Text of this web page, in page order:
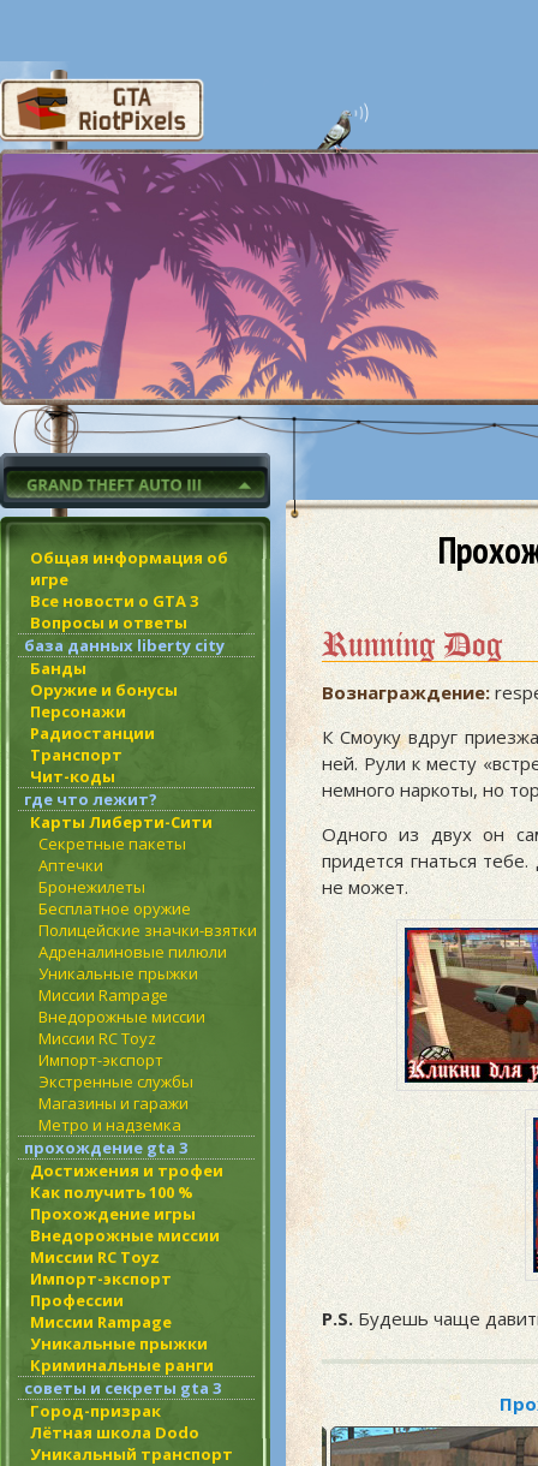
Общая информация об
игре
Все новости о GTA 3
Вопросы и ответы
база данных liberty city
Банды
Оружие и бонусы
Персонажи
Радиостанции
Транспорт
Чит-коды
где что лежит?
Карты Либерти-Сити
Секретные пакеты
Аптечки
Бронежилеты
Бесплатное оружие
Полицейские значки-взятки
Адреналиновые пилюли
Уникальные прыжки
Миссии Rampage
Внедорожные миссии
Миссии RC Toyz
Импорт-экспорт
Экстренные службы
Магазины и гаражи
Метро и надземка
прохождение gta 3
Достижения и трофеи
Как получить 100 %
Прохождение игры
Внедорожные миссии
Миссии RC Toyz
Импорт-экспорт
Профессии
Миссии Rampage
Уникальные прыжки
Криминальные ранги
советы и секреты gta 3
Город-призрак
Лётная школа Dodo
Уникальный транспорт
Running Dog
Вознаграждение:
К Смоуку вдруг
ней. Рули к месту
немного наркоты, но
Одного из двух он
придется гнаться
не может.
P.S.Будешь чаще